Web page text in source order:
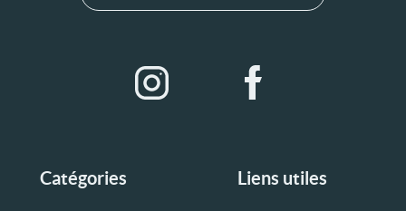
Catégories Liens utiles